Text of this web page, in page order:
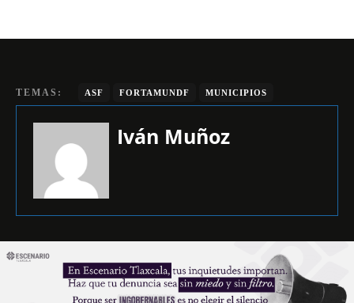
TEMAS: ASF FORTAMUNDF MUNICIPIOS
Iván Muñoz